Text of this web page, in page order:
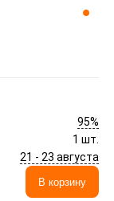
95%
1 шт.
21 - 23 августа
В корзину